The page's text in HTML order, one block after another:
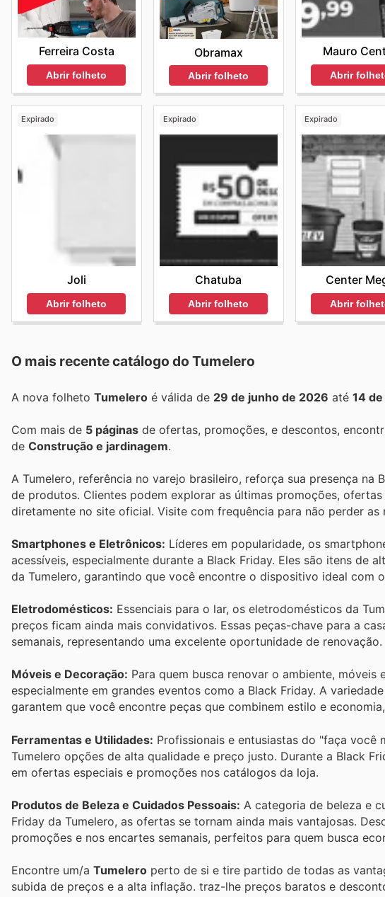
Ferreira Costa
Abrir folheto
Obramax
Abrir folheto
Mauro
Abrir
Expirado
Joli
Abrir folheto
Expirado
Chatuba
Abrir folheto
Expirado
Center
Abrir
O mais recente catálogo do Tumelero
A nova folheto Tumelero é válida de 29 de junho de 2026 até 14
Com mais de 5 páginas de ofertas, promoções, e descontos,
de Construção e jardinagem.
A Tumelero, referência no varejo brasileiro, reforça sua presença
de produtos. Clientes podem explorar as últimas promoções,
diretamente no site oficial. Visite com frequência para não perder
Smartphones e Eletrônicos: Líderes em popularidade, os
acessíveis, especialmente durante a Black Friday. Eles são itens de
da Tumelero, garantindo que você encontre o dispositivo ideal com
Eletrodomésticos: Essenciais para o lar, os eletrodomésticos da
preços ficam ainda mais convidativos. Essas peças-chave para a
semanais, representando uma excelente oportunidade de renovação.
Móveis e Decoração: Para quem busca renovar o ambiente,
especialmente em grandes eventos como a Black Friday. A
garantem que você encontre peças que combinem estilo e
Ferramentas e Utilidades: Profissionais e entusiastas do "faça você
Tumelero opções de alta qualidade e preço justo. Durante a Black
em ofertas especiais e promoções nos catálogos da loja.
Produtos de Beleza e Cuidados Pessoais: A categoria de beleza e
Friday da Tumelero, as ofertas se tornam ainda mais vantajosas.
promoções e nos encartes semanais, perfeitos para quem busca
Encontre um/a Tumelero perto de si e tire partido de todas as
subida de preços e a alta inflação. traz-lhe preços baratos e